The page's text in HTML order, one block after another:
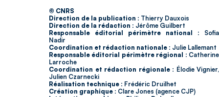
© CNRS
Direction de la publication : Thierry Dauxois
Direction de la rédaction : Jérôme Guilbert
Responsable éditorial périmètre national : Sofia
Nadir
Coordination et rédaction nationale : Julie Lallemant
Responsable éditorial périmètre régional : Catherine
Larroche
Coordination et rédaction régionale : Élodie Vignier,
Julien Czarnecki
Réalisation technique : Frédéric Druilhet
Création graphique : Clare Jones (agence CJP)